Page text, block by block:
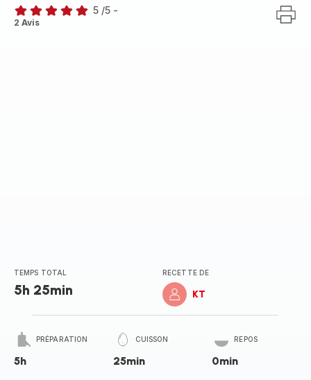
Avis
5 /5 -
2 Avis
TEMPS TOTAL
5h 25min
RECETTE DE
KT
PRÉPARATION
5h
CUISSON
25min
REPOS
0min